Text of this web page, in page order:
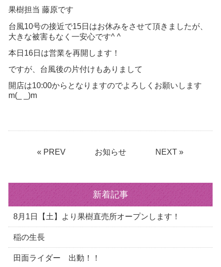
果樹担当 藤原です
台風10号の接近で15日はお休みをさせて頂きましたが、
大きな被害もなく一安心です^ ^
本日16日は営業を再開します！
ですが、台風後の片付けもありまして
開店は10:00からとなりますのでよろしくお願いします
m(_ _)m
« PREV お知らせ NEXT »
新着記事
8月1日【土】より果樹直売所オープンします！
稲の生長
田面ライダー 出動！！